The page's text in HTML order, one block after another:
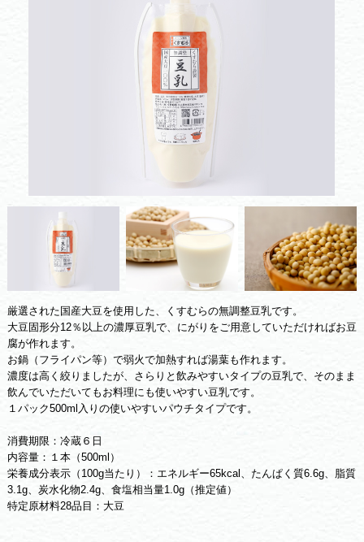
厳選された国産大豆を使用した、くすむらの無調整豆乳です。
大豆固形分12％以上の濃厚豆乳で、にがりをご用意していただければお豆
腐が作れます。
お鍋（フライパン等）で弱火で加熱すれば湯葉も作れます。
濃度は高く絞りましたが、さらりと飲みやすいタイプの豆乳で、そのまま
飲んでいただいてもお料理にも使いやすい豆乳です。
１パック500ml入りの使いやすいパウチタイプです。
消費期限：冷蔵６日
内容量：１本（500ml）
栄養成分表示（100g当たり）：エネルギー65kcal、たんぱく質6.6g、脂質
3.1g、炭水化物2.4g、食塩相当量1.0g（推定値）
特定原材料28品目：大豆